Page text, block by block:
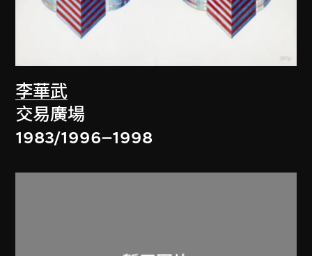
李華武
交易廣場
1983/1996–1998